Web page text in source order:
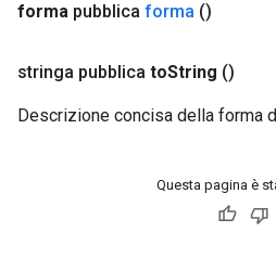
forma pubblica forma ()
stringa pubblica toString ()
Descrizione concisa della forma
Questa pagina è